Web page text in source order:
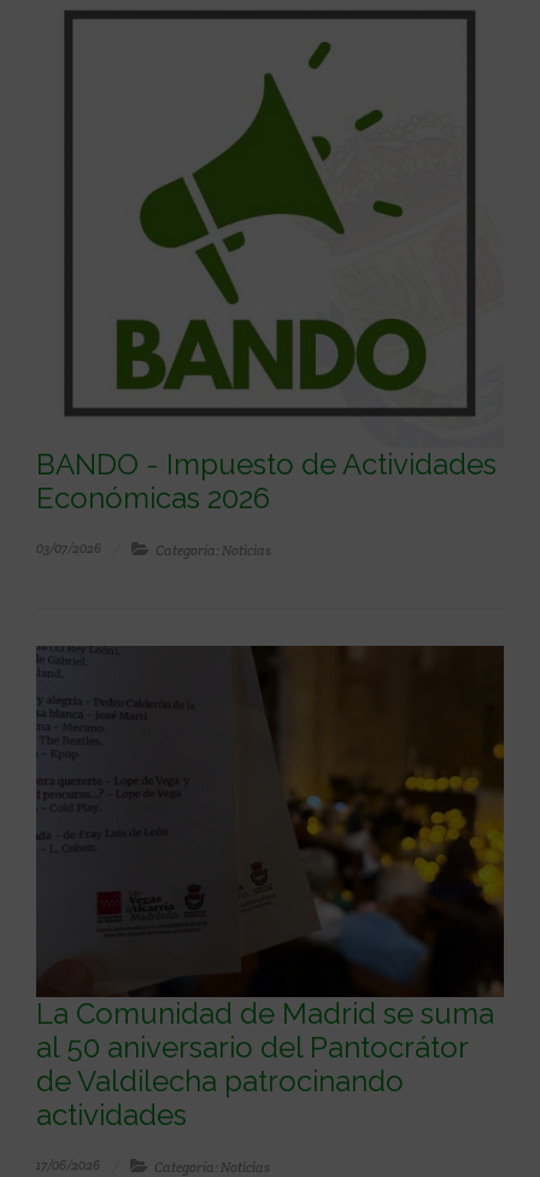
BANDO - Impuesto de Actividades
Económicas 2026
03/07/2026 Categoría: Noticias
La Comunidad de Madrid se suma
al 50 aniversario del Pantocrátor
de Valdilecha patrocinando
actividades
17/06/2026 Categoría: Noticias